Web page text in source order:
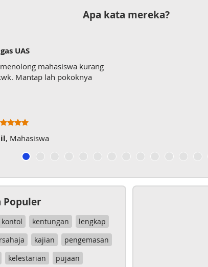
Apa kata mereka?
UAS
mahasiswa kurang
Mantap lah pokoknya
, Mahasiswa
Populer
kontol kentungan
lengkap
kajian
pengemasan
kelestarian
pujaan